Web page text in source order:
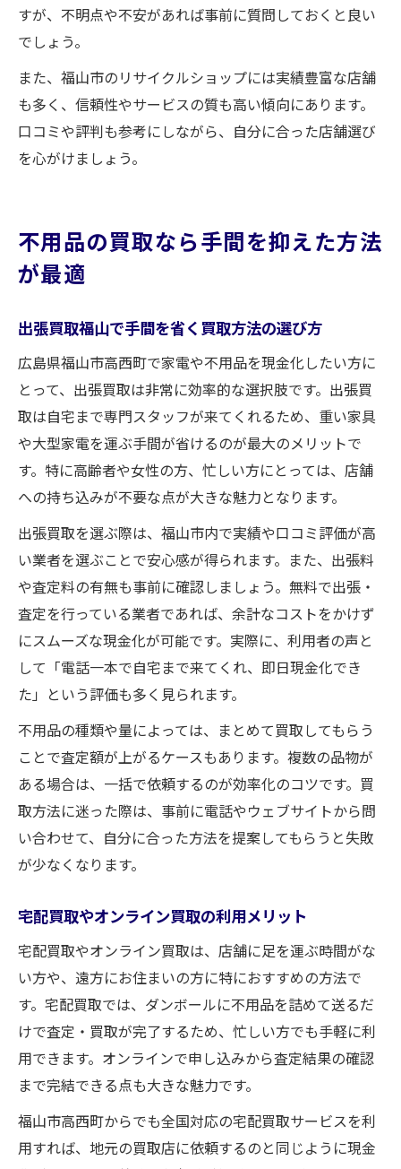
すが、不明点や不安があれば事前に質問しておくと良い
でしょう。
また、福山市のリサイクルショップには実績豊富な店舗
も多く、信頼性やサービスの質も高い傾向にあります。
口コミや評判も参考にしながら、自分に合った店舗選び
を心がけましょう。
不用品の買取なら手間を抑えた方法
が最適
出張買取福山で手間を省く買取方法の選び方
広島県福山市高西町で家電や不用品を現金化したい方に
とって、出張買取は非常に効率的な選択肢です。出張買
取は自宅まで専門スタッフが来てくれるため、重い家具
や大型家電を運ぶ手間が省けるのが最大のメリットで
す。特に高齢者や女性の方、忙しい方にとっては、店舗
への持ち込みが不要な点が大きな魅力となります。
出張買取を選ぶ際は、福山市内で実績や口コミ評価が高
い業者を選ぶことで安心感が得られます。また、出張料
や査定料の有無も事前に確認しましょう。無料で出張・
査定を行っている業者であれば、余計なコストをかけず
にスムーズな現金化が可能です。実際に、利用者の声と
して「電話一本で自宅まで来てくれ、即日現金化でき
た」という評価も多く見られます。
不用品の種類や量によっては、まとめて買取してもらう
ことで査定額が上がるケースもあります。複数の品物が
ある場合は、一括で依頼するのが効率化のコツです。買
取方法に迷った際は、事前に電話やウェブサイトから問
い合わせて、自分に合った方法を提案してもらうと失敗
が少なくなります。
宅配買取やオンライン買取の利用メリット
宅配買取やオンライン買取は、店舗に足を運ぶ時間がな
い方や、遠方にお住まいの方に特におすすめの方法で
す。宅配買取では、ダンボールに不用品を詰めて送るだ
けで査定・買取が完了するため、忙しい方でも手軽に利
用できます。オンラインで申し込みから査定結果の確認
まで完結できる点も大きな魅力です。
福山市高西町からでも全国対応の宅配買取サービスを利
用すれば、地元の買取店に依頼するのと同じように現金